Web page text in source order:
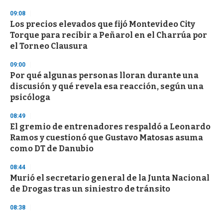
09:08
Los precios elevados que fijó Montevideo City
Torque para recibir a Peñarol en el Charrúa por
el Torneo Clausura
09:00
Por qué algunas personas lloran durante una
discusión y qué revela esa reacción, según una
psicóloga
08:49
El gremio de entrenadores respaldó a Leonardo
Ramos y cuestionó que Gustavo Matosas asuma
como DT de Danubio
08:44
Murió el secretario general de la Junta Nacional
de Drogas tras un siniestro de tránsito
08:38